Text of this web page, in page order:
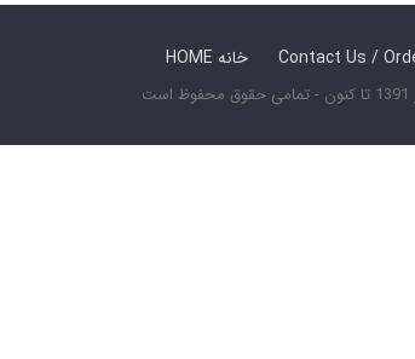
HOME خانه